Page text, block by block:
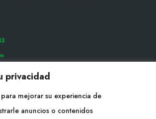
privacidad
mejorar su experiencia de
anuncios o contenidos